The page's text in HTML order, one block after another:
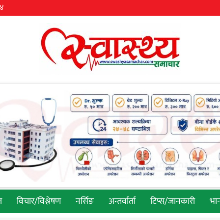
विचार/विश्लेषण नर्सिङ अन्तर्वार्ता टिप्स/जानकारी